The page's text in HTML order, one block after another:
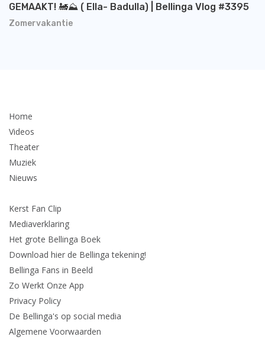
Zomervakantie
GEMAAKT! 🚂⛰️ ( Ella- Badulla) | Bellinga Vlog #3395
Home
Videos
Theater
Muziek
Nieuws
Kerst Fan Clip
Mediaverklaring
Het grote Bellinga Boek
Download hier de Bellinga tekening!
Bellinga Fans in Beeld
Zo Werkt Onze App
Privacy Policy
De Bellinga's op social media
Algemene Voorwaarden